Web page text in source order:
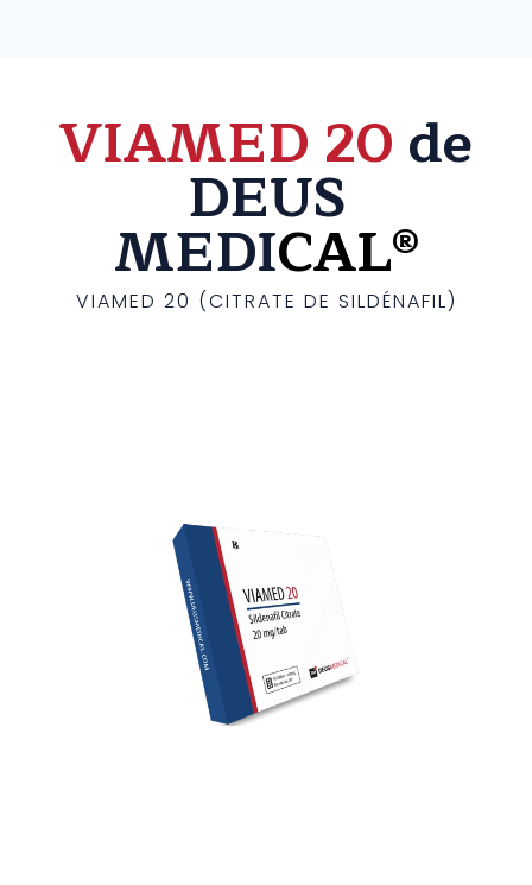
VIAMED 20de
DEUS
MEDICAL®
VIAMED 20 (CITRATE DE SILDÉNAFIL)